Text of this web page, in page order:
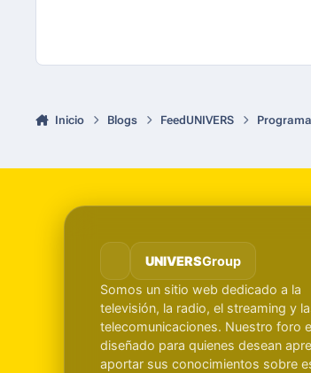
Inicio Blogs FeedUNIVERS
UNIVERSGroup
Somos un sitio web dedicado a la
televisión, la radio, el streaming y
telecomunicaciones. Nuestro foro
diseñado para quienes desean
aportar sus conocimientos sobre